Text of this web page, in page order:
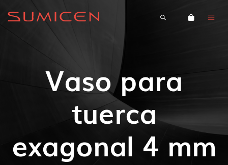
Vaso para
tuerca
exagonal 4 mm